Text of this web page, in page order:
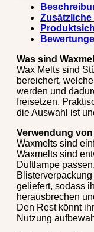
Was sind
Wax Melts sind
bereichert,
werden und
freisetzen.
die Auswahl ist
Verwendung
Waxmelts sind
Waxmelts sind
Duftlampe
geliefert, sodass
herausbrechen
Den Rest könnt
Nutzung